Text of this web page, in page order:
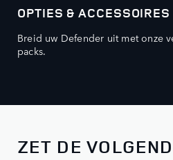
OPTIES & ACCESSOIRES
Breid uw Defender uit met onze
packs.
ZET DE